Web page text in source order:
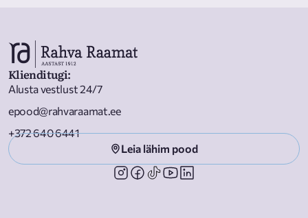
Klienditugi:
Alusta vestlust 24/7
epood@rahvaraamat.ee
+372 640 6441
Leia lähim pood